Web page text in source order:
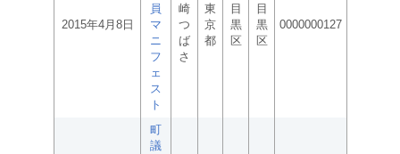
2015年4月8日
員
マ
ニ
フ
ェ
ス
ト
崎
つ
ば
さ
東
京
都
目
黒
区
目
黒
区
0000000127
町
議